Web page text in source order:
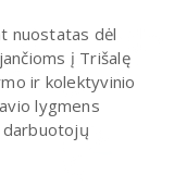
nuostatas dėl
į Trišalę
ir kolektyvinio
lygmens